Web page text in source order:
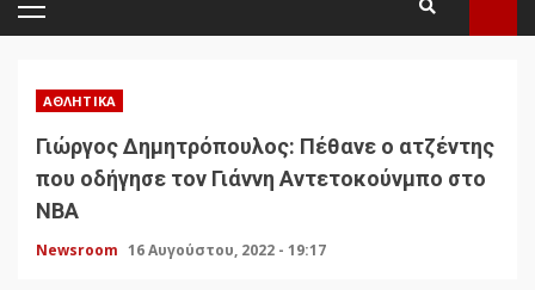
PRIMARY
MENU
ΑΘΛΗΤΙΚΆ
Γιώργος Δημητρόπουλος: Πέθανε ο ατζέντης
που οδήγησε τον Γιάννη Αντετοκούνμπο στο
ΝΒΑ
Newsroom 16 Αυγούστου, 2022 - 19:17